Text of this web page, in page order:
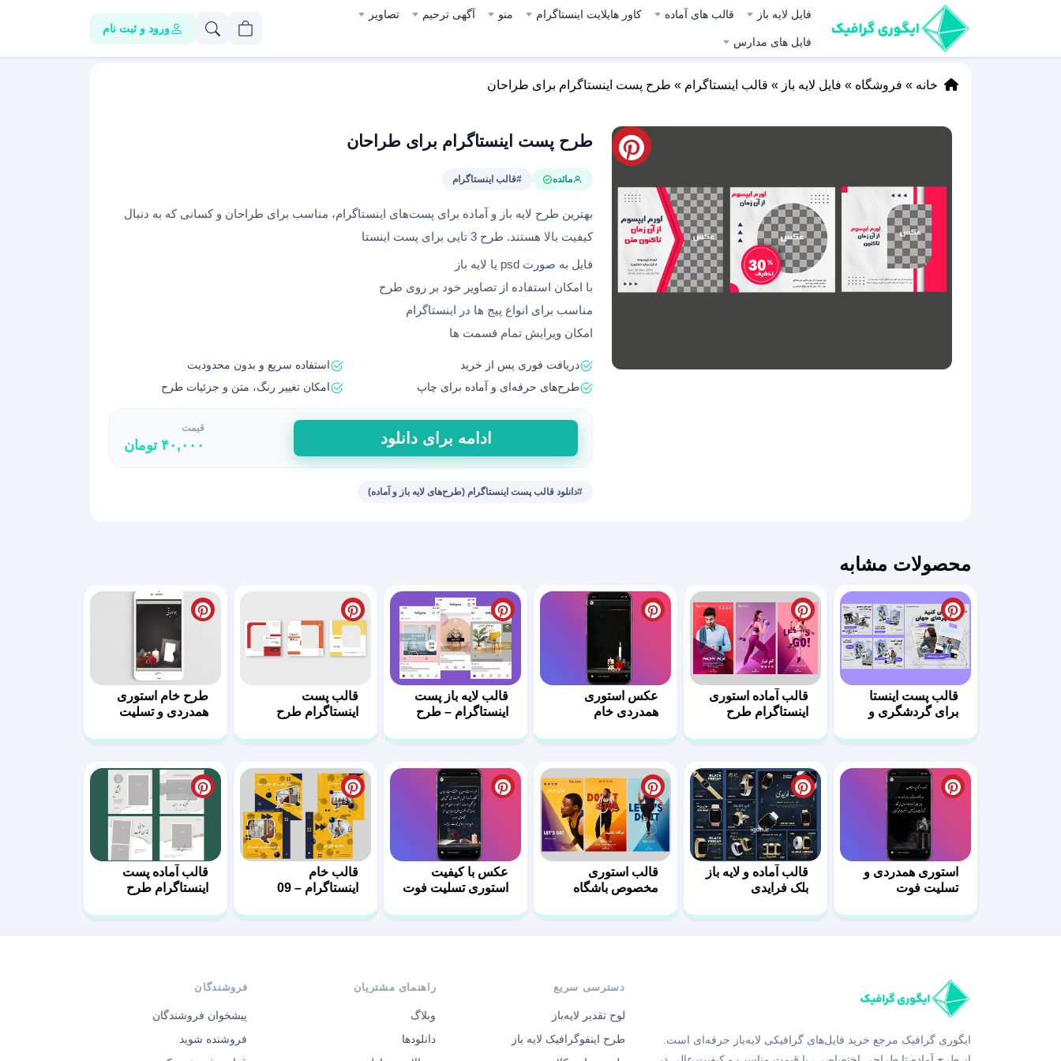
فایل لایه باز قالب های آماده کاور هایلایت اینستاگرام منو آگهی ترحیم تصاویر
فایل های مدارس
ورود و ثبت نام
خانه » فروشگاه » فایل لایه باز » قالب اینستاگرام » طرح‌ پست اینستاگرام برای طراحان
طرح‌ پست اینستاگرام برای طراحان
مائده #قالب اینستاگرام
بهترین طرح‌ لایه باز و آماده برای پست‌های اینستاگرام، مناسب برای طراحان و کسانی که به دنبال
کیفیت بالا هستند. طرح 3 تایی برای پست اینستا
فایل به صورت psd یا لایه باز
با امکان استفاده از تصاویر خود بر روی طرح
مناسب برای انواع پیج ها در اینستاگرام
امکان ویرایش تمام قسمت ها
دریافت فوری پس از خرید
استفاده سریع و بدون محدودیت
طرح‌های حرفه‌ای و آماده برای چاپ
امکان تغییر رنگ، متن و جزئیات طرح
طرح‌
پست
اینستاگرام
برای
ادامه برای دانلود
قیمت
۴۰,۰۰۰ تومان
#دانلود قالب پست اینستاگرام (طرح‌های لایه باز و آماده)
محصولات مشابه
قالب پست اینستا
برای گردشگری و
قالب آماده استوری
اینستاگرام طرح
عکس استوری
همدردی خام
قالب لایه باز پست
اینستاگرام – طرح
قالب پست
اینستاگرام طرح
طرح خام استوری
همدردی و تسلیت
استوری همدردی و
تسلیت فوت
قالب آماده و لایه باز
بلک فرایدی
قالب استوری
مخصوص باشگاه
عکس با کیفیت
استوری تسلیت فوت
قالب خام
اینستاگرام – 09
قالب آماده پست
اینستاگرام طرح
ایگوری گرافیک مرجع خرید فایل‌های گرافیکی لایه‌باز حرفه‌ای است.
دسترسی سریع
لوح تقدیر لایه‌باز
طرح اینفوگرافیک لایه باز
راهنمای مشتریان
وبلاگ
دانلودها
فروشندگان
پیشخوان فروشندگان
فروشنده شوید